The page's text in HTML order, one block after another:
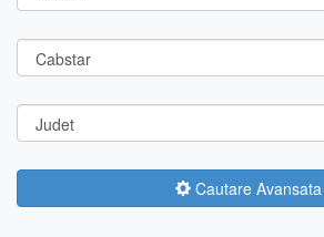
Cautare Avansata